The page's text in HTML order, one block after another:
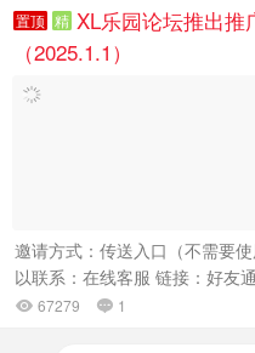
置顶 精 XL乐园论坛推出推
（2025.1.1）
邀请方式：传送入口（不需要
以联系：在线客服 链接：好友
 67279  1